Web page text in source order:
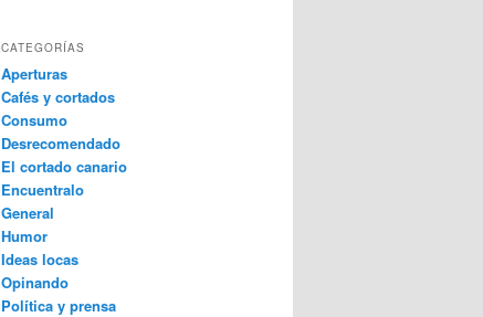
CATEGORÍAS
Aperturas
Cafés y cortados
Consumo
Desrecomendado
El cortado canario
Encuentralo
General
Humor
Ideas locas
Opinando
Política y prensa